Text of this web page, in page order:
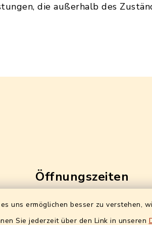
uns ermöglichen besser zu verstehen,
Sie jederzeit über den Link in unseren
die außerhalb des
Öffnungszeiten
Bürgeramt (Ewo+Bürgerbüro)
ohne Terminvereinbarung: